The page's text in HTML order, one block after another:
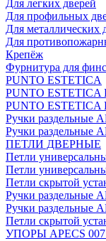
Для легких дверей
Для профильных
Для металлических
Для
Крепёж
Фурнитура для
PUNTO ESTETICA
PUNTO
PUNTO
Ручки раздельные
Ручки раздельные
ПЕТЛИ ДВЕРНЫЕ
Петли
Петли
Петли скрытой
Ручки
Ручки
Петли скрытой
УПОРЫ APECS